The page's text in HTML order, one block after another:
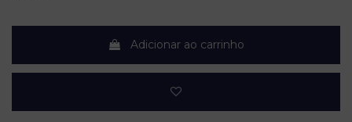
Adicionar ao carrinho